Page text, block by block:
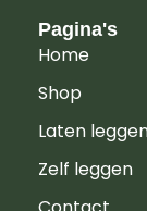
Pagina's
Home
Shop
Laten
Zelf leggen